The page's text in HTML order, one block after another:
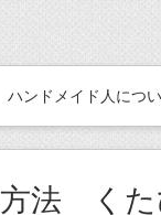
ハンドメイド人につ
法 くた